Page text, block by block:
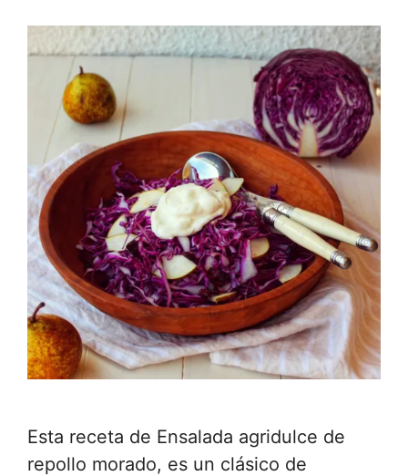
Esta receta de Ensalada agridulce de
repollo morado, es un clásico de